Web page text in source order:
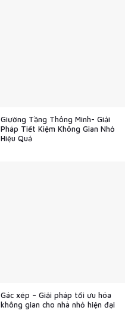
Giường Tầng Thông Minh- Giải
Pháp Tiết Kiệm Không Gian Nhỏ
Hiệu Quả
Gác xép – Giải pháp tối ưu hóa
không gian cho nhà nhỏ hiện đại